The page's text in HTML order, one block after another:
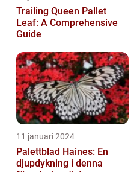
Trailing Queen Pallet
Leaf: A Comprehensive
Guide
11 januari 2024
Palettblad Haines: En
djupdykning i denna